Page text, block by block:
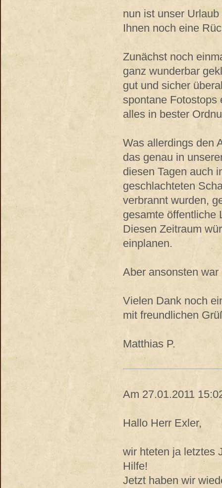
nun ist unser
Ihnen noch eine
Zunächst noch
ganz wunderbar
gut und sicher
spontane Fotostops
alles in bester
Was allerdings den
das genau in
diesen Tagen auch
geschlachteten
verbrannt wurden,
gesamte öffentliche
Diesen Zeitraum
einplanen.
Aber ansonsten
Vielen Dank noch
mit freundlichen
Matthias P.
Am 27.01.2011
Hallo Herr Exler,
wir hteten ja letztes
Hilfe!
Jetzt haben wir